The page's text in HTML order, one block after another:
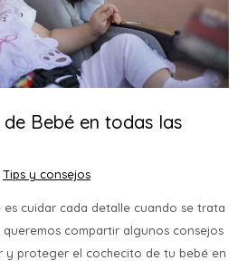
Bebé en todas las
Tips y consejos
cuidar cada detalle cuando se trata
compartir algunos consejos
y proteger el cochecito de tu bebé en